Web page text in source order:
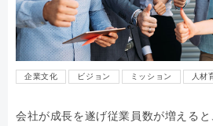
企業文化 ビジョン ミッション 人材
会社が成長を遂げ従業員数が増える